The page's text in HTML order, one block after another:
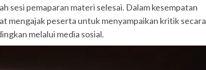
sesi pemaparan materi selesai. Dalam kesempatan
mengajak peserta untuk menyampaikan kritik secara
melalui media sosial.